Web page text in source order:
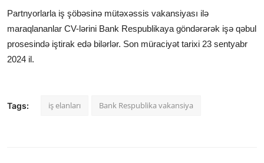
Partnyorlarla iş şöbəsinə mütəxəssis vakansiyası ilə
maraqlananlar CV-lərini Bank Respublikaya göndərərək işə qəbul
prosesində iştirak edə bilərlər. Son müraciyət tarixi 23 sentyabr
2024 il.
Tags: iş elanları Bank Respublika vakansiya